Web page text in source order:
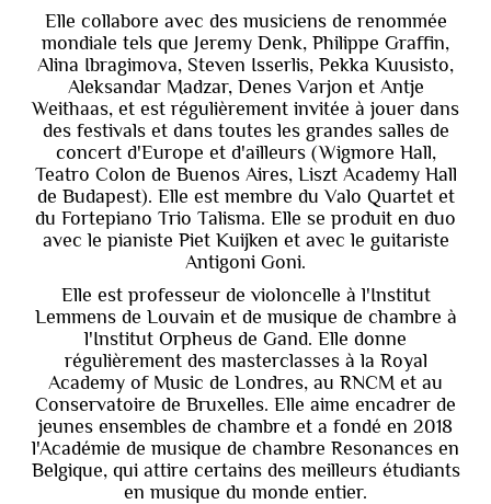
Elle collabore avec des musiciens de renommée
mondiale tels que Jeremy Denk, Philippe Graffin,
Alina Ibragimova, Steven Isserlis, Pekka Kuusisto,
Aleksandar Madzar, Denes Varjon et Antje
Weithaas, et est régulièrement invitée à jouer dans
des festivals et dans toutes les grandes salles de
concert d'Europe et d'ailleurs (Wigmore Hall,
Teatro Colon de Buenos Aires, Liszt Academy Hall
de Budapest). Elle est membre du Valo Quartet et
du Fortepiano Trio Talisma. Elle se produit en duo
avec le pianiste Piet Kuijken et avec le guitariste
Antigoni Goni.
Elle est professeur de violoncelle à l'Institut
Lemmens de Louvain et de musique de chambre à
l'Institut Orpheus de Gand. Elle donne
régulièrement des masterclasses à la Royal
Academy of Music de Londres, au RNCM et au
Conservatoire de Bruxelles. Elle aime encadrer de
jeunes ensembles de chambre et a fondé en 2018
l'Académie de musique de chambre Resonances en
Belgique, qui attire certains des meilleurs étudiants
en musique du monde entier.